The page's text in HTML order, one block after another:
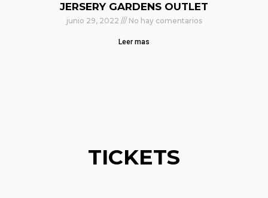
JERSERY GARDENS OUTLET
junio 29, 2022 No hay comentarios
Leer mas
TICKETS